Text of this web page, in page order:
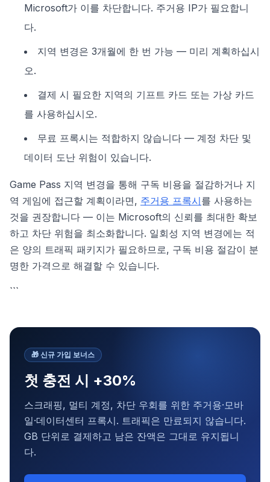
Microsoft가 이를 차단합니다. 주거용 IP가 필요합니
다.
지역 변경은 3개월에 한 번 가능 — 미리 계획하십시
오.
결제 시 필요한 지역의 기프트 카드 또는 가상 카드
를 사용하십시오.
무료 프록시는 적합하지 않습니다 — 계정 차단 및
데이터 도난 위험이 있습니다.
Game Pass 지역 변경을 통해 구독 비용을 절감하거나 지
역 게임에 접근할 계획이라면, 주거용 프록시를 사용하는
것을 권장합니다 — 이는 Microsoft의 신뢰를 최대한 확보
하고 차단 위험을 최소화합니다. 일회성 지역 변경에는 적
은 양의 트래픽 패키지가 필요하므로, 구독 비용 절감이 분
명한 가격으로 해결할 수 있습니다.
```
🎁 신규 가입 보너스
첫 충전 시 +30%
스크래핑, 멀티 계정, 차단 우회를 위한 주거용·모바
일·데이터센터 프록시. 트래픽은 만료되지 않습니다.
GB 단위로 결제하고 남은 잔액은 그대로 유지됩니
다.